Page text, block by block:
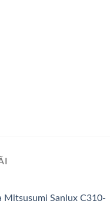
Mitsusumi Sanlux C310-